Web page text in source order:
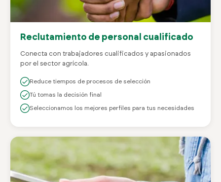
Reclutamiento de personal cualificado
Conecta con trabajadores cualificados y apasionados
por el sector agrícola.
Reduce tiempos de procesos de selección
Tú tomas la decisión final
Seleccionamos los mejores perfiles para tus necesidades